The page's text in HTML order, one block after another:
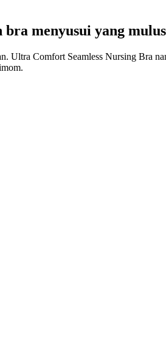
menyusui yang
Ultra Comfort Seamless Nursing Bra